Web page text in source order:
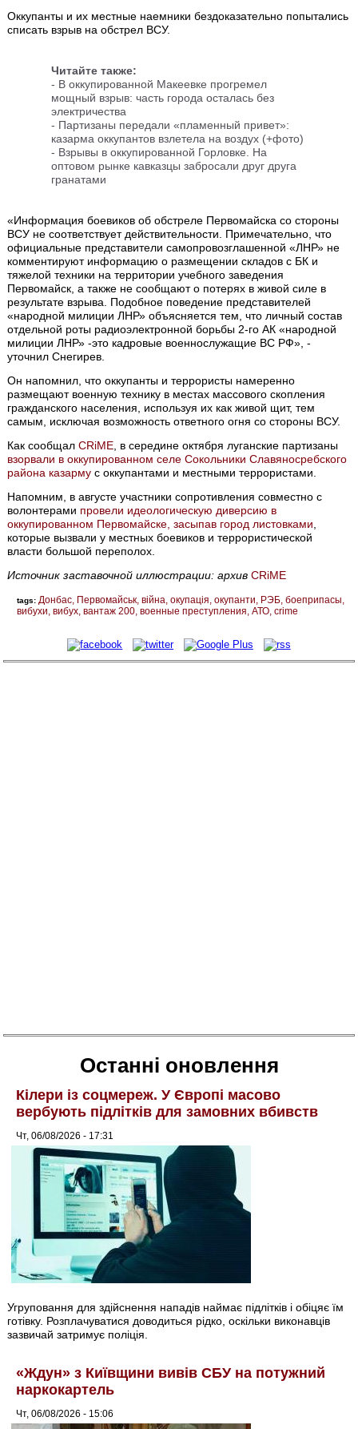
Оккупанты и их местные наемники бездоказательно попытались
списать взрыв на обстрел ВСУ.
Читайте также:
- В оккупированной Макеевке прогремел
мощный взрыв: часть города осталась без
электричества
- Партизаны передали «пламенный привет»:
казарма оккупантов взлетела на воздух (+фото)
- Взрывы в оккупированной Горловке. На
оптовом рынке кавказцы забросали друг друга
гранатами
«Информация боевиков об обстреле Первомайска со стороны
ВСУ не соответствует действительности. Примечательно, что
официальные представители самопровозглашенной «ЛНР» не
комментируют информацию о размещении складов с БК и
тяжелой техники на территории учебного заведения
Первомайск, а также не сообщают о потерях в живой силе в
результате взрыва. Подобное поведение представителей
«народной милиции ЛНР» объясняется тем, что личный состав
отдельной роты радиоэлектронной борьбы 2-го АК «народной
милиции ЛНР» -это кадровые военнослужащие ВС РФ», -
уточнил Снегирев.
Он напомнил, что оккупанты и террористы намеренно
размещают военную технику в местах массового скопления
гражданского населения, используя их как живой щит, тем
самым, исключая возможность ответного огня со стороны ВСУ.
Как сообщалCRiME, в середине октября луганские партизаны
взорвали в оккупированном селе Сокольники Славяносребского
района казарму с оккупантами и местными террористами.
Напомним, в августе участники сопротивления совместно с
волонтерами провели идеологическую диверсию в
оккупированном Первомайске, засыпав город листовками,
которые вызвали у местных боевиков и террористической
власти большой переполох.
Источник заставочной иллюстрации: архив CRiME
tags:Донбас Первомайськ війна окупація окупанти РЭБ боеприпасы
вибухи вибух вантаж 200 военные преступления АТО crime
Останні оновлення
Кілери із соцмереж. У Європі масово
вербують підлітків для замовних вбивств
Чт, 06/08/2026 - 17:31
Угруповання для здійснення нападів наймає підлітків і обіцяє їм
готівку. Розплачуватися доводиться рідко, оскільки виконавців
зазвичай затримує поліція.
«Ждун» з Київщини вивів СБУ на потужний
наркокартель
Чт, 06/08/2026 - 15:06